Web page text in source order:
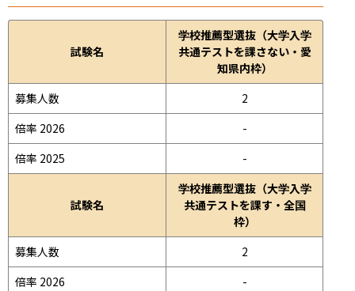
試験名
学校推薦型選抜（大学入学
共通テストを課さない・愛
知県内枠）
募集人数
2
倍率 2026
-
倍率 2025
-
試験名
学校推薦型選抜（大学入学
共通テストを課す・全国
枠）
募集人数
2
倍率 2026
-